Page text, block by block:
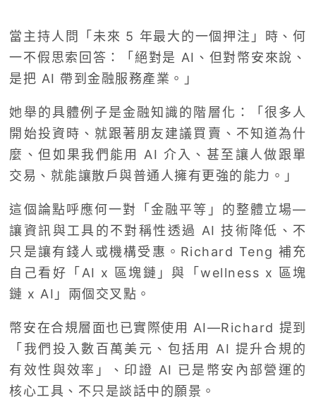
當主持人問「未來 5 年最大的一個押注」時、何
一不假思索回答：「絕對是 AI、但對幣安來說、
是把 AI 帶到金融服務產業。」
她舉的具體例子是金融知識的階層化：「很多人
開始投資時、就跟著朋友建議買賣、不知道為什
麼、但如果我們能用 AI 介入、甚至讓人做跟單
交易、就能讓散戶與普通人擁有更強的能力。」
這個論點呼應何一對「金融平等」的整體立場—
讓資訊與工具的不對稱性透過 AI 技術降低、不
只是讓有錢人或機構受惠。Richard Teng 補充
自己看好「AI x 區塊鏈」與「wellness x 區塊
鏈 x AI」兩個交叉點。
幣安在合規層面也已實際使用 AI—Richard 提到
「我們投入數百萬美元、包括用 AI 提升合規的
有效性與效率」、印證 AI 已是幣安內部營運的
核心工具、不只是談話中的願景。